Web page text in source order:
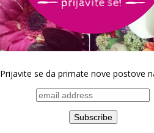
Prijavite se da primate nove postove